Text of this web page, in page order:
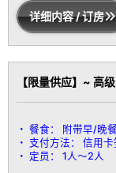
详细内容 / 订房
【限量供应】~ 高
餐食：
附带早/晚餐
支付方法：
信用卡
定员：
1人～2人